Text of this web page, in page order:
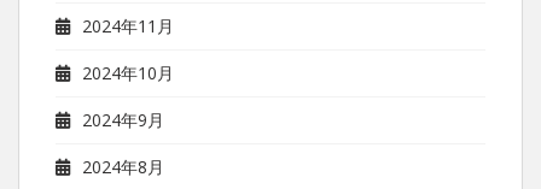
2024年11月
2024年10月
2024年9月
2024年8月